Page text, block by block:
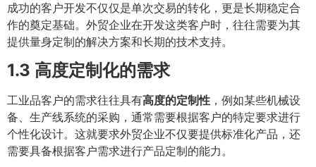
成功的客户开发不仅仅是单次交易的转化，更是长期稳定合
作的奠定基础。外贸企业在开发这类客户时，往往需要为其
提供量身定制的解决方案和长期的技术支持。
1.3 高度定制化的需求
工业品客户的需求往往具有高度的定制性 ，例如某些机械设
备、生产线系统的采购，通常需要根据客户的特定要求进行
个性化设计。这就要求外贸企业不仅要提供标准化产品，还
需要具备根据客户需求进行产品定制的能力。